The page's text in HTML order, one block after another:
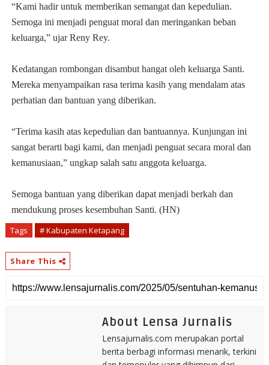
“Kami hadir untuk memberikan semangat dan kepedulian.
Semoga ini menjadi penguat moral dan meringankan beban
keluarga,” ujar Reny Rey.
Kedatangan rombongan disambut hangat oleh keluarga Santi.
Mereka menyampaikan rasa terima kasih yang mendalam atas
perhatian dan bantuan yang diberikan.
“Terima kasih atas kepedulian dan bantuannya. Kunjungan ini
sangat berarti bagi kami, dan menjadi penguat secara moral dan
kemanusiaan,” ungkap salah satu anggota keluarga.
Semoga bantuan yang diberikan dapat menjadi berkah dan
mendukung proses kesembuhan Santi. (HN)
Tags # Kabupaten Ketapang
Share This
About Lensa Jurnalis
Lensajurnalis.com merupakan portal
berita berbagi informasi menarik, terkini